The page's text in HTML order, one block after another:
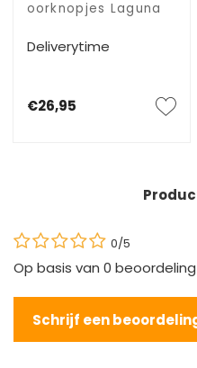
oorknopjes Laguna
Deliverytime
€26,95
0/5
Op basis van 0
Schrijf een